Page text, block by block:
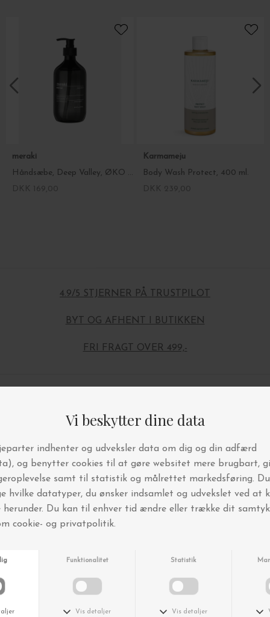
meraki
Håndsæbe, Deep Valley, ØKO 490 ml.
Karmameju
Body Wash Protect, 400 ml.
4.9/5 STJERNER PÅ TRUSTPILOT
BYT OG AFHENT I BUTIKKEN
FRI FRAGT OVER 499,-
Andre købte også